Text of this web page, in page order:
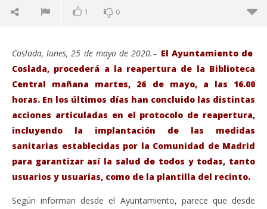
1 0
Coslada, lunes, 25 de mayo de 2020.– El Ayuntamiento de
Coslada, procederá a la reapertura de la Biblioteca
Central mañana martes, 26 de mayo, a las 16.00
horas. En los últimos días han concluido las distintas
acciones articuladas en el protocolo de reapertura,
incluyendo la implantación de las medidas
sanitarias establecidas por la Comunidad de Madrid
para garantizar así la salud de todos y todas, tanto
usuarios y usuarias, como de la plantilla del recinto.
Según informan desde el Ayuntamiento, parece que desde